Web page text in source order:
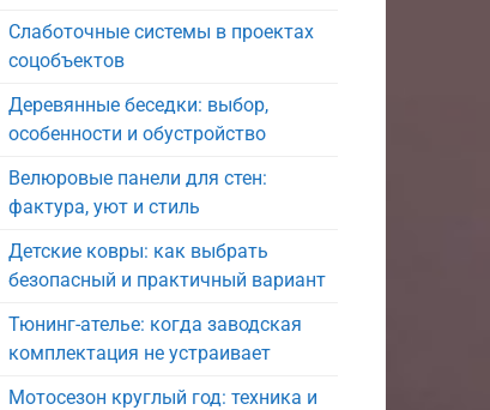
Слаботочные системы в проектах
соцобъектов
Деревянные беседки: выбор,
особенности и обустройство
Велюровые панели для стен:
фактура, уют и стиль
Детские ковры: как выбрать
безопасный и практичный вариант
Тюнинг-ателье: когда заводская
комплектация не устраивает
Мотосезон круглый год: техника и